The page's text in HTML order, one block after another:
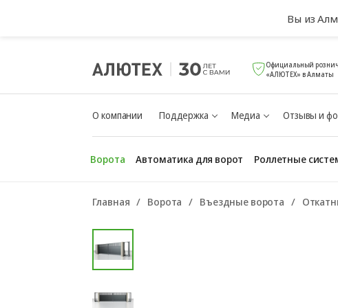
Официальный
«АЛЮТЕХ» в Алматы
О компании Поддержка Медиа Отзывы и
Ворота Автоматика для ворот Роллетные
Главная Ворота Въездные ворота
Вы из